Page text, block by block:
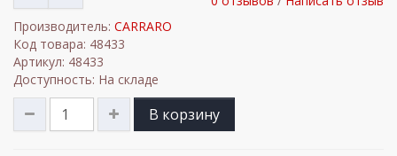
Производитель: CARRARO
Код товара: 48433
Артикул: 48433
Доступность: На складе
В корзину